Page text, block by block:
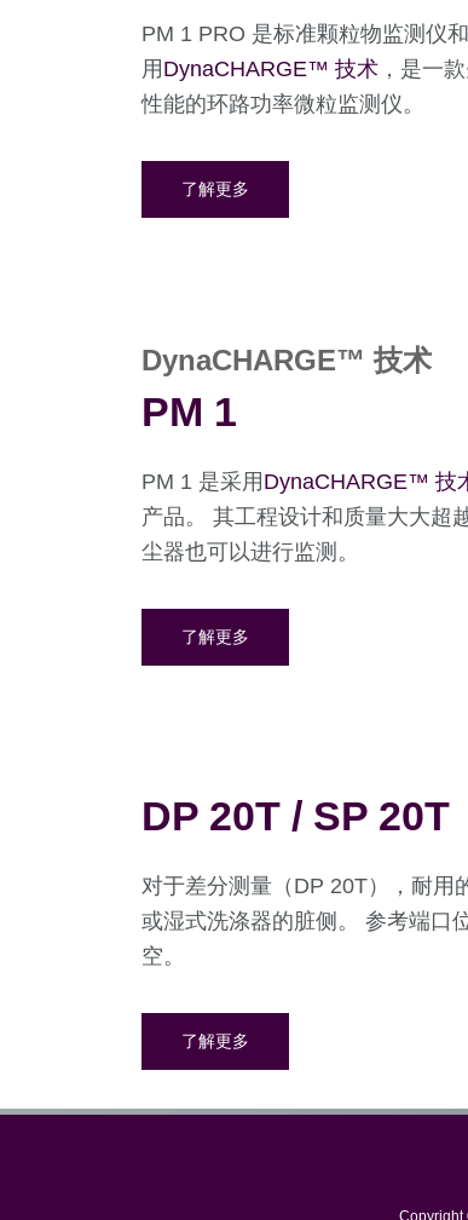
PM 1 PRO 是标准颗粒物监测仪
用 DynaCHARGE™ 技术 ，是一
性能的环路功率微粒监测仪。
了解更多
DynaCHARGE™ 技术
PM 1
PM 1 是采用 DynaCHARGE™ 技
产品。 其工程设计和质量大大超
尘器也可以进行监测。
了解更多
DP 20T / SP 20T
对于差分测量（DP 20T），耐用
或湿式洗涤器的脏侧。 参考端口
空。
了解更多
Copyright